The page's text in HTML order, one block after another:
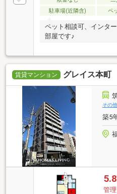
駐車場(近隣含)
ペ
ペット相談可、インタ
部屋です♪
賃貸マンション グレイス本町
その
築5
管